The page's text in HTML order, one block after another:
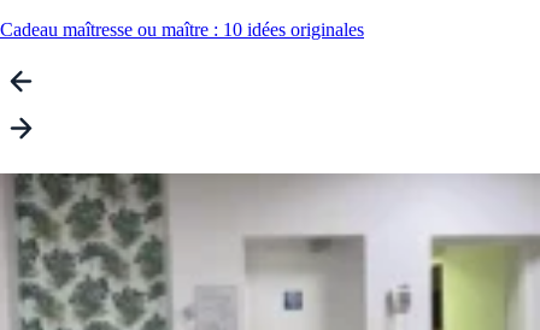
Cadeau maîtresse ou maître : 10 idées originales